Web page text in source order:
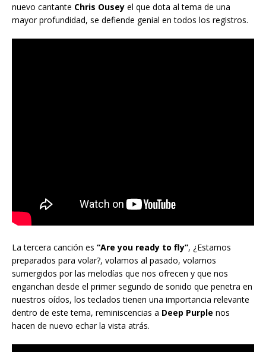
nuevo cantante Chris Ousey el que dota al tema de una
mayor profundidad, se defiende genial en todos los registros.
La tercera canción es “Are you ready to fly”, ¿Estamos
preparados para volar?, volamos al pasado, volamos
sumergidos por las melodías que nos ofrecen y que nos
enganchan desde el primer segundo de sonido que penetra en
nuestros oídos, los teclados tienen una importancia relevante
dentro de este tema, reminiscencias a Deep Purple nos
hacen de nuevo echar la vista atrás.